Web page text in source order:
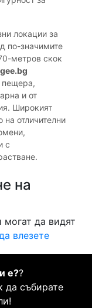
локации за
по-значимите
метров скок
пещера,
и от
Широкият
на отличителни
с
на
да видят
влезете
е??
да събирате